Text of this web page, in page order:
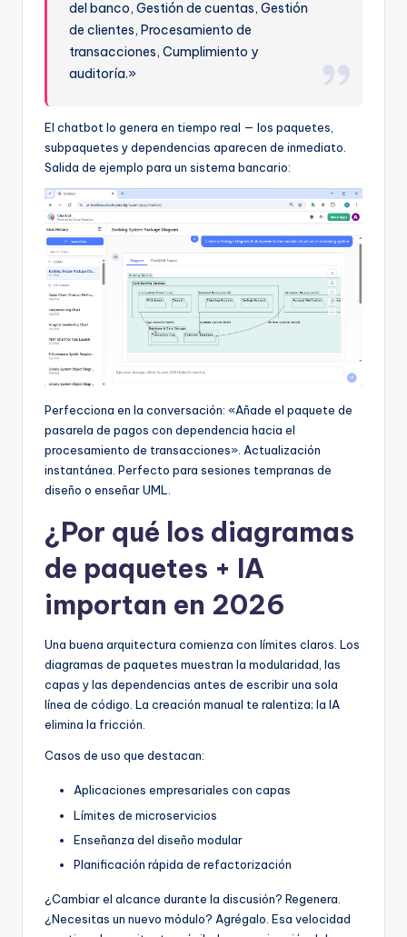
del banco, Gestión de cuentas, Gestión
de clientes, Procesamiento de
transacciones, Cumplimiento y
auditoría.»
El chatbot lo genera en tiempo real — los paquetes,
subpaquetes y dependencias aparecen de inmediato.
Salida de ejemplo para un sistema bancario:
Perfecciona en la conversación: «Añade el paquete de
pasarela de pagos con dependencia hacia el
procesamiento de transacciones». Actualización
instantánea. Perfecto para sesiones tempranas de
diseño o enseñar UML.
¿Por qué los diagramas
de paquetes + IA
importan en 2026
Una buena arquitectura comienza con límites claros. Los
diagramas de paquetes muestran la modularidad, las
capas y las dependencias antes de escribir una sola
línea de código. La creación manual te ralentiza; la IA
elimina la fricción.
Casos de uso que destacan:
Aplicaciones empresariales con capas
Límites de microservicios
Enseñanza del diseño modular
Planificación rápida de refactorización
¿Cambiar el alcance durante la discusión? Regenera.
¿Necesitas un nuevo módulo? Agrégalo. Esa velocidad